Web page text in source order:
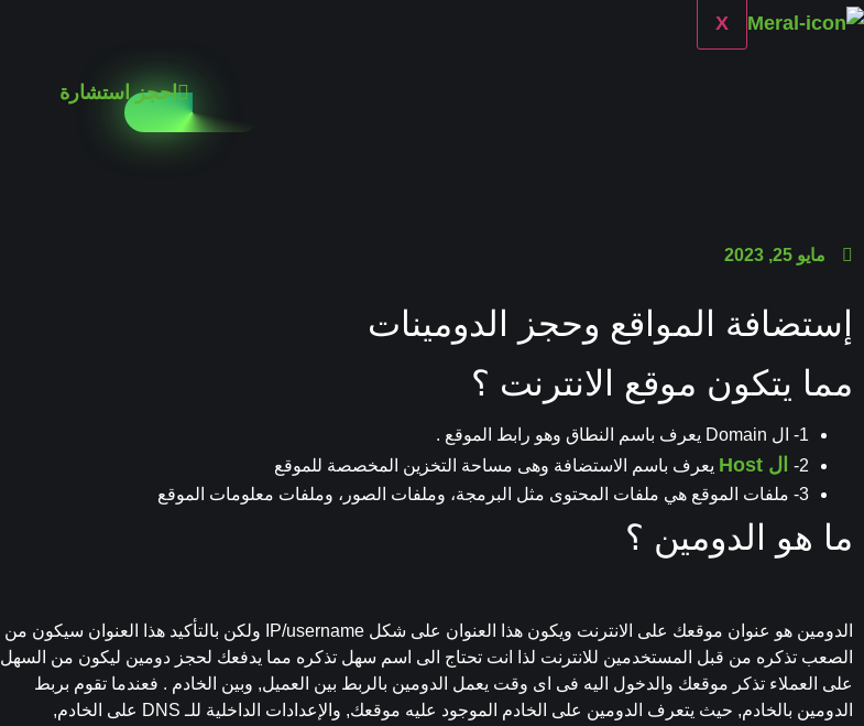
X
احجز استشارة
مايو 25, 2023
إستضافة المواقع وحجز الدومينات
مما يتكون موقع الانترنت ؟
1- ال Domain يعرف باسم النطاق وهو رابط الموقع .
2-
ال Host
يعرف باسم الاستضافة وهى مساحة التخزين المخصصة للموقع
3- ملفات الموقع هي ملفات المحتوى مثل البرمجة، وملفات الصور، وملفات معلومات الموقع
ما هو الدومين ؟
الدومين هو عنوان موقعك على الانترنت ويكون هذا العنوان على شكل IP/username ولكن بالتأكيد هذا العنوان سيكون من
الصعب تذكره من قبل المستخدمين للانترنت لذا انت تحتاج الى اسم سهل تذكره مما يدفعك لحجز دومين ليكون من السهل
على العملاء تذكر موقعك والدخول اليه فى اى وقت يعمل الدومين بالربط بين العميل, وبين الخادم . فعندما تقوم بربط
الدومين بالخادم, حيث يتعرف الدومين على الخادم الموجود عليه موقعك, والإعدادات الداخلية للـ DNS على الخادم,